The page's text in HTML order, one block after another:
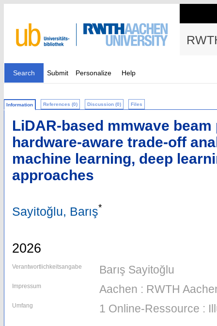
Search Submit Personalize Help
Information References (0) Discussion (0) Files
LiDAR-based mmwave
hardware-aware trade-off
machine learning, deep
approaches
Sayitoğlu, Barış*
2026
Verantwortlichkeitsangabe Barış Sayitoğlu
Impressum Aachen : RWTH
Umfang 1 Online-Ressource :